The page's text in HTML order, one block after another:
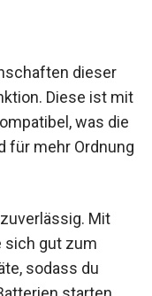
dieser
Diese ist mit
was die
für mehr Ordnung
Mit
sich gut zum
sodass du